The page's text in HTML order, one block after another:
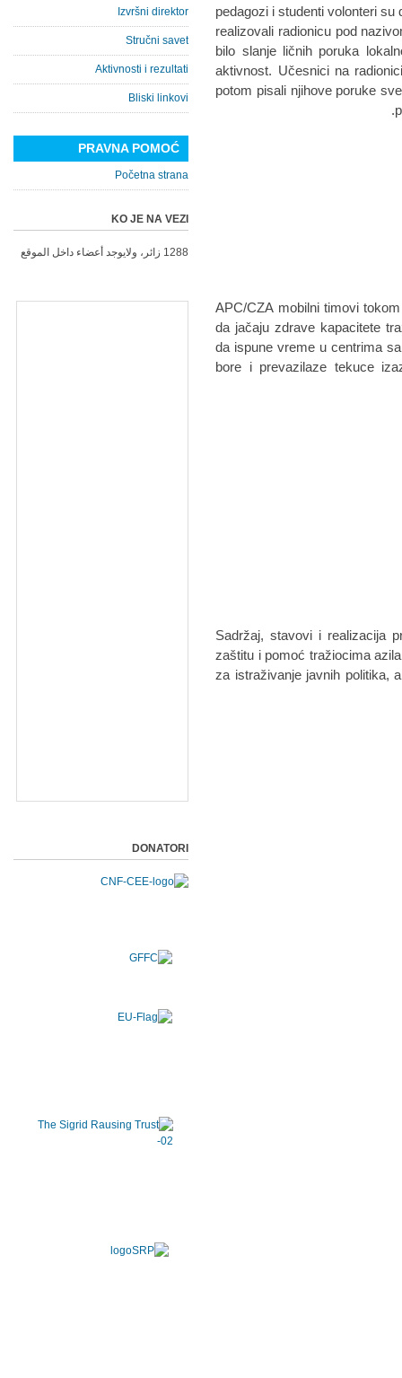
pedagozi i studenti volonteri su
realizovali radionicu pod
bilo slanje ličnih poruka
aktivnost. Učesnici na
potom pisali njihove poruke
APC/CZA mobilni timovi
da jačaju zdrave kapacitete
da ispune vreme u centrima
bore i prevazilaze tekuce
Sadržaj, stavovi i realizacija
zaštitu i pomoć tražiocima
za istraživanje javnih politika,
Izvršni direktor
Stručni savet
Aktivnosti i rezultati
Bliski linkovi
PRAVNA POMOĆ
Početna strana
KO JE NA VEZI
1288 زائر، ولايوجد أعضاء داخل الموقع
DONATORI